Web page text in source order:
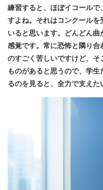
練習すると、ほぼイコール
すよね。それはコンクール
いると思います。どんどん
感覚です。常に恐怖と隣り
のすごく苦しいですけど、
ものがあると思うので、学
るのを見ると、全力で支えた